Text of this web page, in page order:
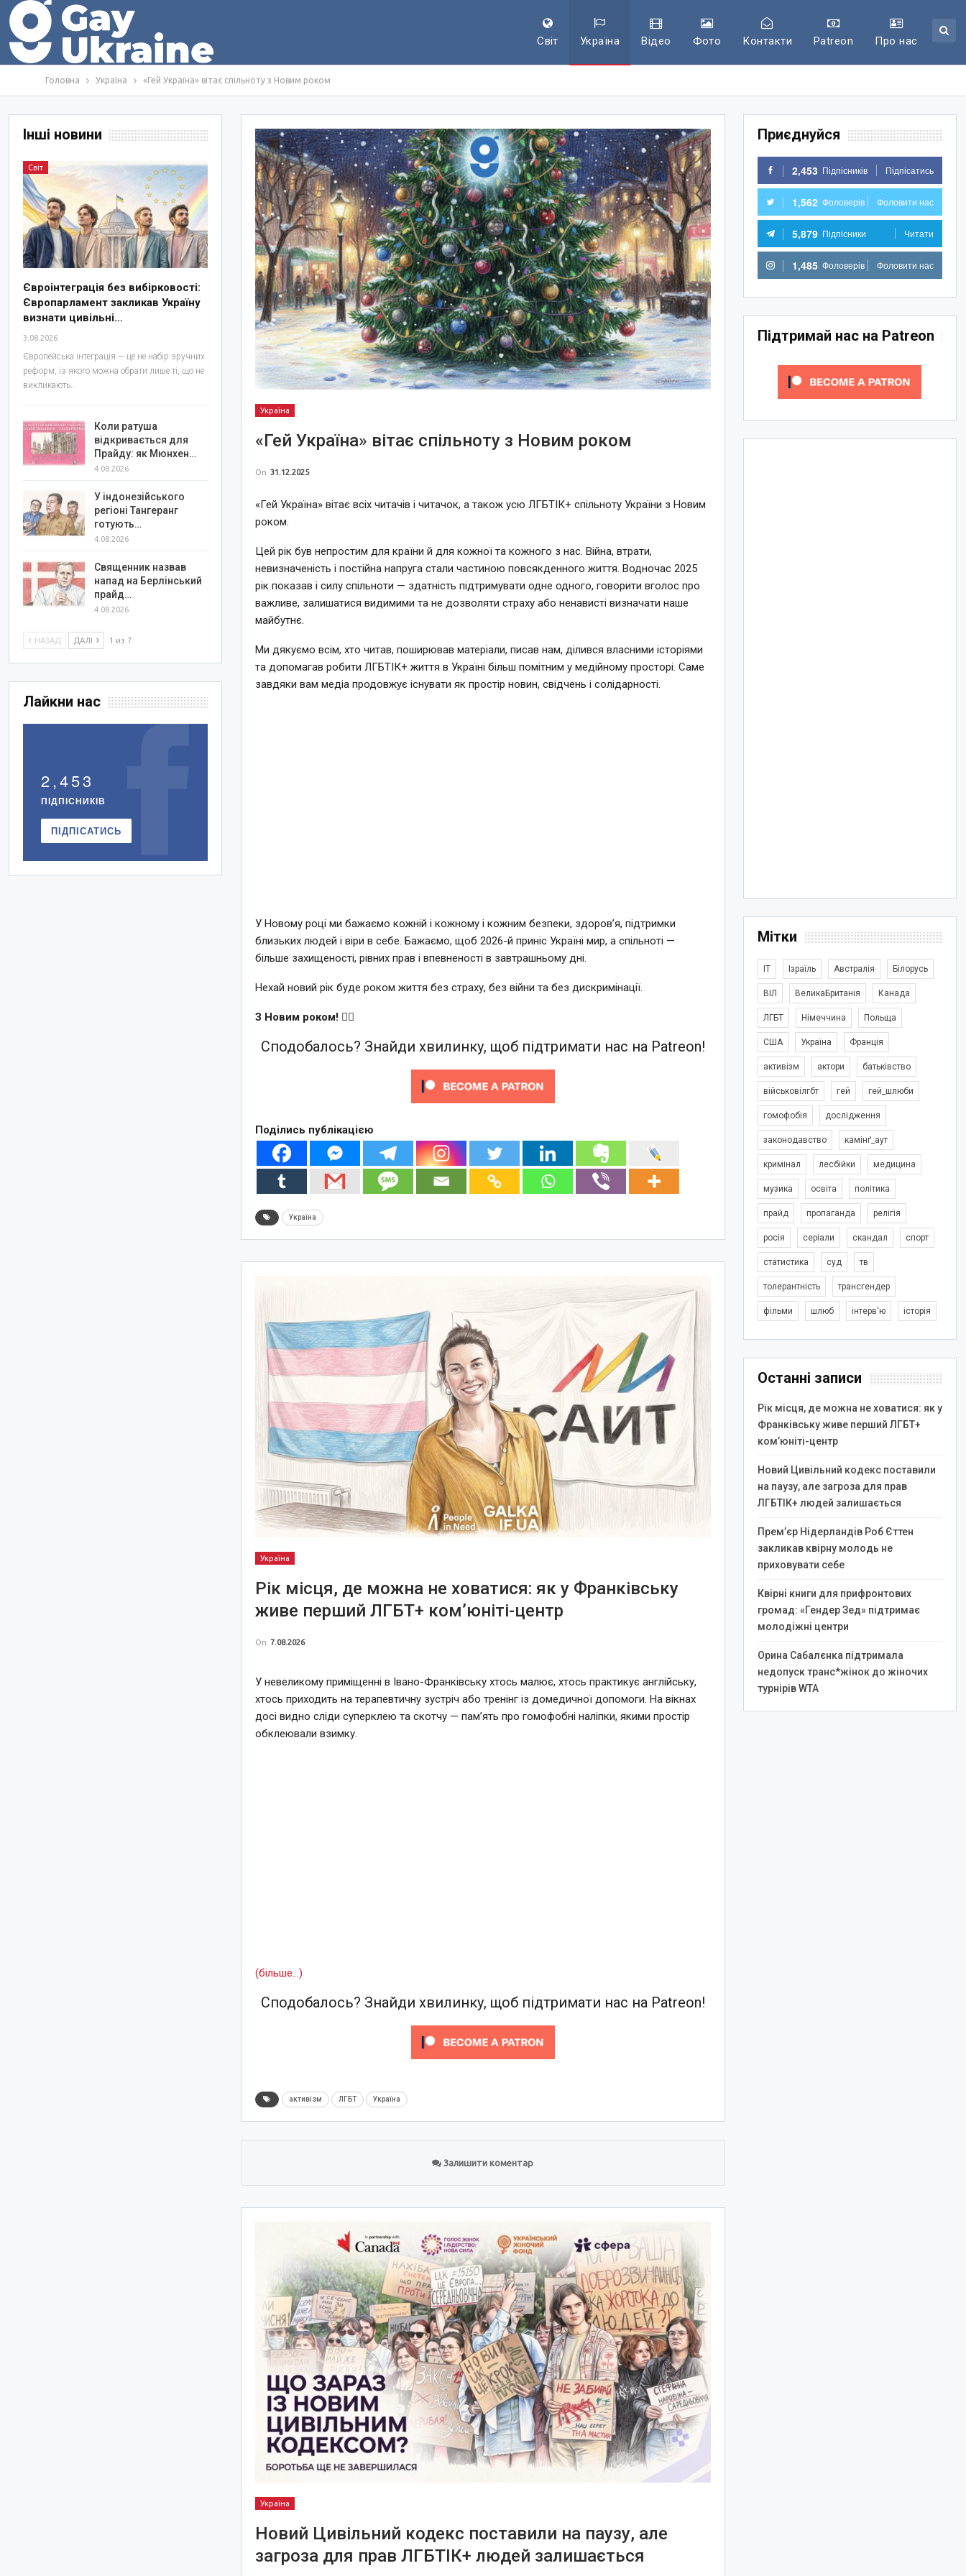
Світ Україна Відео Фото Контакти Patreon Про нас
Головна Україна «Гей Україна» вітає спільноту з Новим роком
Україна
«Гей Україна» вітає спільноту з Новим роком
On 31.12.2025
«Гей Україна» вітає всіх читачів і читачок, а також усю ЛГБТІК+ спільноту України з Новим
роком.
Цей рік був непростим для країни й для кожної та кожного з нас. Війна, втрати,
невизначеність і постійна напруга стали частиною повсякденного життя. Водночас 2025
рік показав і силу спільноти — здатність підтримувати одне одного, говорити вголос про
важливе, залишатися видимими та не дозволяти страху або ненависті визначати наше
майбутнє.
Ми дякуємо всім, хто читав, поширював матеріали, писав нам, ділився власними історіями
та допомагав робити ЛГБТІК+ життя в Україні більш помітним у медійному просторі. Саме
завдяки вам медіа продовжує існувати як простір новин, свідчень і солідарності.
У Новому році ми бажаємо кожній і кожному і кожним безпеки, здоров’я, підтримки
близьких людей і віри в себе. Бажаємо, щоб 2026-й приніс Україні мир, а спільноті —
більше захищеності, рівних прав і впевненості в завтрашньому дні.
Нехай новий рік буде роком життя без страху, без війни та без дискримінації.
З Новим роком! 🏳️‍🌈
Сподобалось? Знайди хвилинку, щоб підтримати нас на Patreon!
Поділись публікацією
Україна
Україна
Рік місця, де можна не ховатися: як у Франківську
живе перший ЛГБТ+ ком’юніті-центр
On 7.08.2026
У невеликому приміщенні в Івано-Франківську хтось малює, хтось практикує англійську,
хтось приходить на терапевтичну зустріч або тренінг із домедичної допомоги. На вікнах
досі видно сліди суперклею та скотчу — пам’ять про гомофобні наліпки, якими простір
обклеювали взимку.
(більше…)
Сподобалось? Знайди хвилинку, щоб підтримати нас на Patreon!
активізм ЛГБТ Україна
Залишити коментар
Україна
Новий Цивільний кодекс поставили на паузу, але
загроза для прав ЛГБТІК+ людей залишається
Приєднуйся
2,453 Підпісників Підпісатись
1,562 Фоловерів Фоловити нас
5,879 Підпісники Читати
1,485 Фоловерів Фоловити нас
Підтримай нас на Patreon
Мітки
IT Ізраїль Австралія Білорусь
ВІЛ ВеликаБританія Канада
ЛГБТ Німеччина Польща
США Україна Франція
активізм актори батьківство
військовілгбт гей гей_шлюби
гомофобія дослідження
законодавство камінґ_аут
кримінал лесбійки медицина
музика освіта політика
прайд пропаганда релігія
росія серіали скандал спорт
статистика суд тв
толерантність трансгендер
фільми шлюб інтерв'ю історія
Останні записи
Рік місця, де можна не ховатися: як у
Франківську живе перший ЛГБТ+
ком’юніті-центр
Новий Цивільний кодекс поставили
на паузу, але загроза для прав
ЛГБТІК+ людей залишається
Прем’єр Нідерландів Роб Єттен
закликав квірну молодь не
приховувати себе
Квірні книги для прифронтових
громад: «Гендер Зед» підтримає
молодіжні центри
Орина Сабалєнка підтримала
недопуск транс*жінок до жіночих
турнірів WTA
Інші новини
Світ
Євроінтеграція без вибірковості:
Європарламент закликав Україну
визнати цивільні…
3.08.2026
Європейська інтеграція — це не набір зручних
реформ, із якого можна обрати лише ті, що не
викликають…
Коли ратуша
відкривається для
Прайду: як Мюнхен…
4.08.2026
У індонезійського
регіоні Тангеранг
готують…
4.08.2026
Священник назвав
напад на Берлінський
прайд…
4.08.2026
НАЗАД ДАЛІ 1 из 7
Лайкни нас
2,453
ПІДПІСНИКІВ
ПІДПІСАТИСЬ